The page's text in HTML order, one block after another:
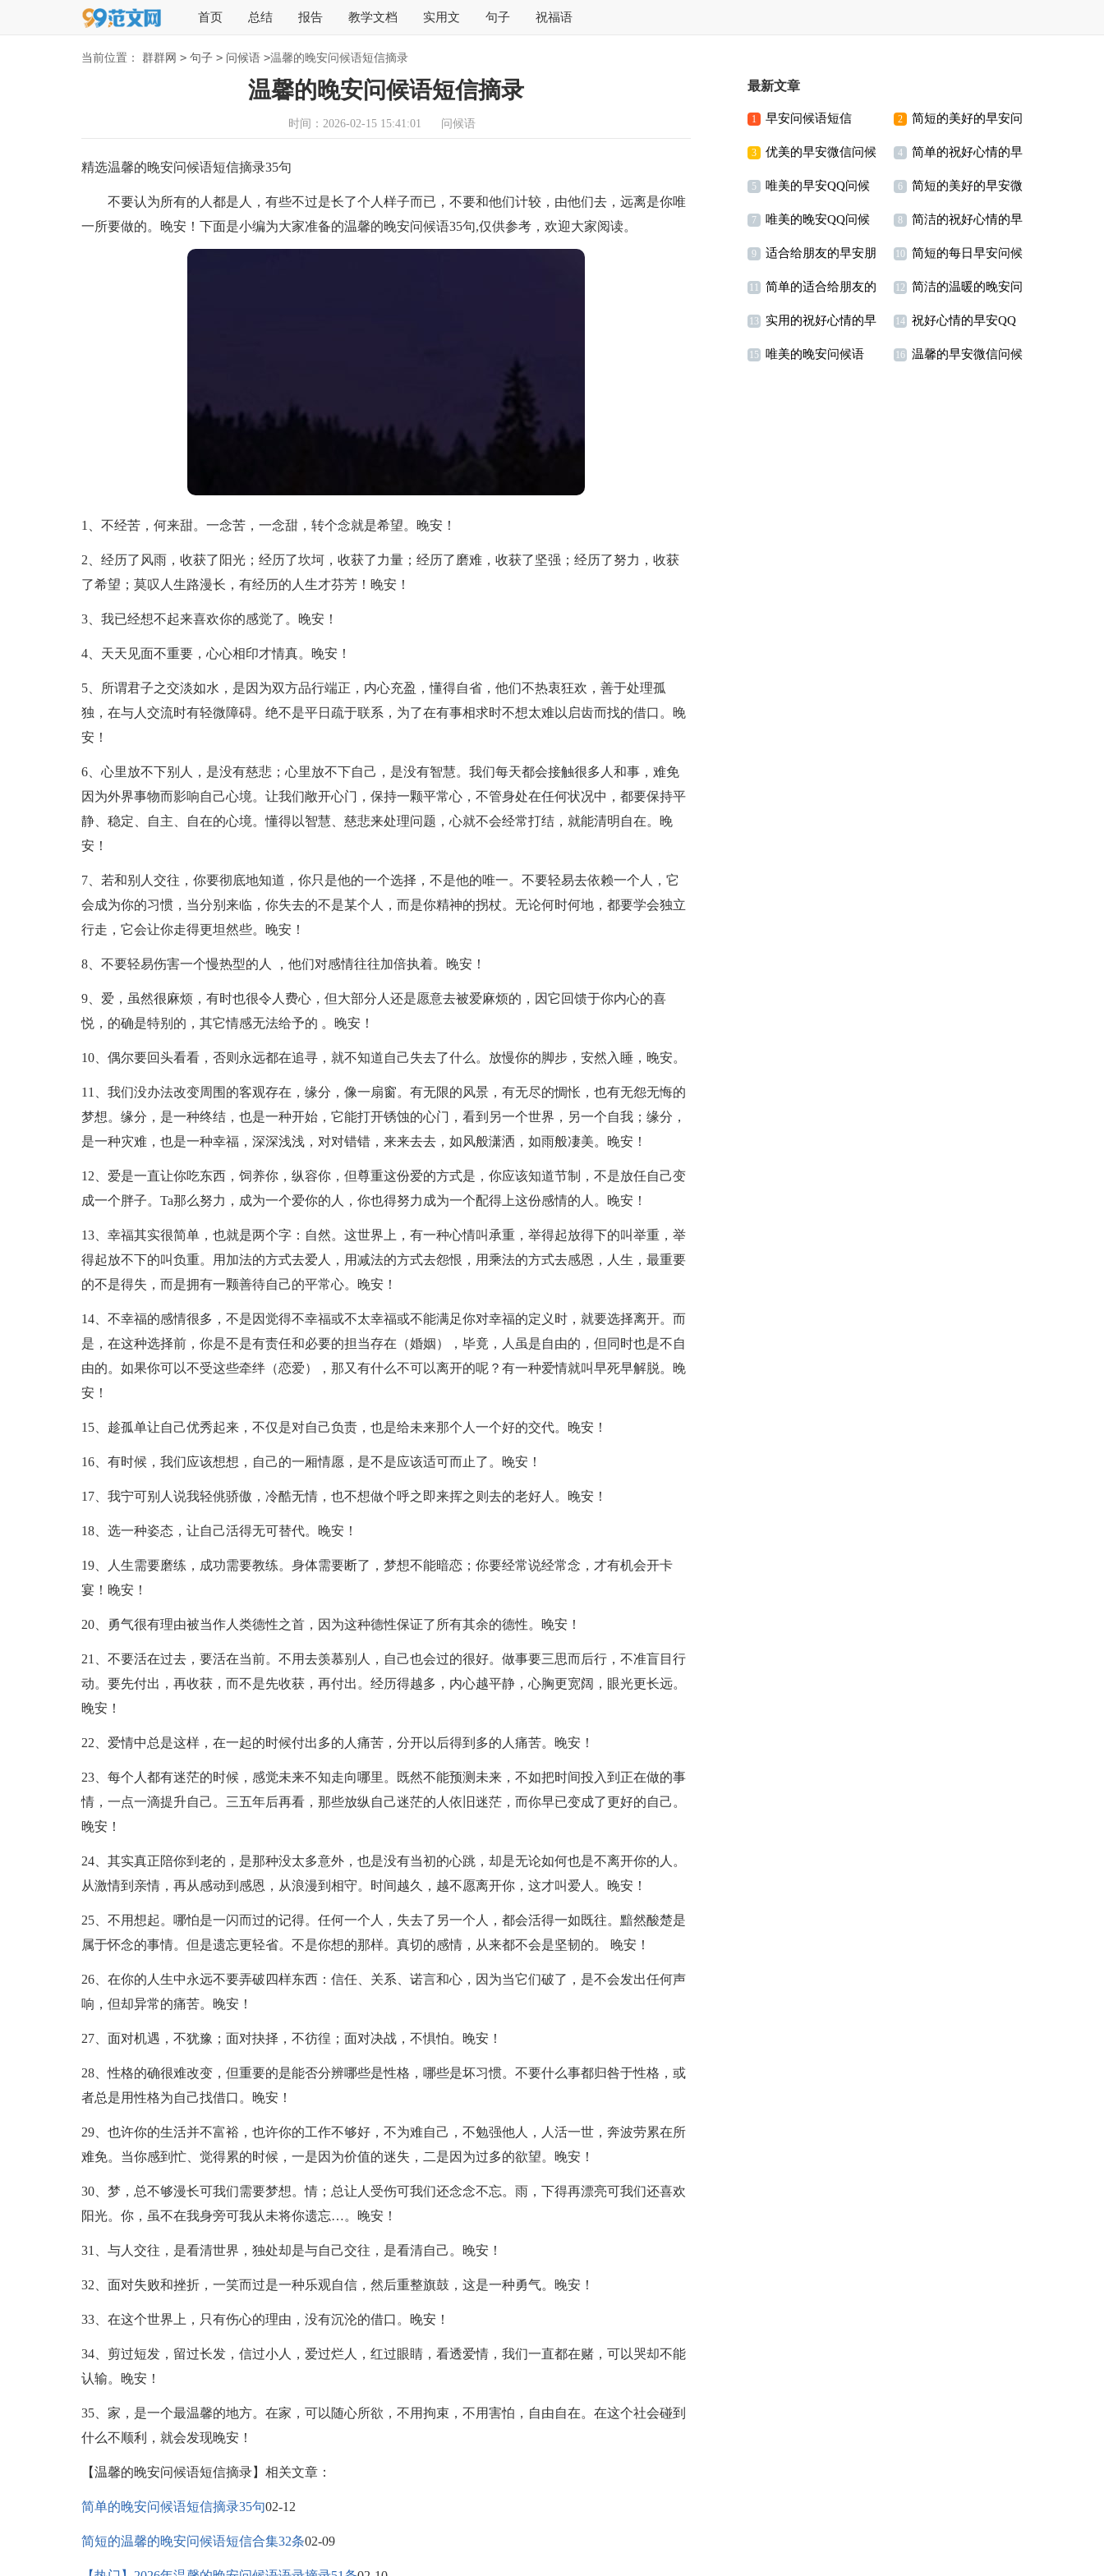
首页 总结 报告 教学文档 实用文 句子 祝福语
当前位置： 群群网 > 句子 > 问候语 >温馨的晚安问候语短信摘录
温馨的晚安问候语短信摘录
时间：2026-02-15 15:41:01 问候语
精选温馨的晚安问候语短信摘录35句
不要认为所有的人都是人，有些不过是长了个人样子而已，不要和他们计较，由他们去，远离是你唯
一所要做的。晚安！下面是小编为大家准备的温馨的晚安问候语35句,仅供参考，欢迎大家阅读。
1、不经苦，何来甜。一念苦，一念甜，转个念就是希望。晚安！
2、经历了风雨，收获了阳光；经历了坎坷，收获了力量；经历了磨难，收获了坚强；经历了努力，收获
了希望；莫叹人生路漫长，有经历的人生才芬芳！晚安！
3、我已经想不起来喜欢你的感觉了。晚安！
4、天天见面不重要，心心相印才情真。晚安！
5、所谓君子之交淡如水，是因为双方品行端正，内心充盈，懂得自省，他们不热衷狂欢，善于处理孤
独，在与人交流时有轻微障碍。绝不是平日疏于联系，为了在有事相求时不想太难以启齿而找的借口。晚
安！
6、心里放不下别人，是没有慈悲；心里放不下自己，是没有智慧。我们每天都会接触很多人和事，难免
因为外界事物而影响自己心境。让我们敞开心门，保持一颗平常心，不管身处在任何状况中，都要保持平
静、稳定、自主、自在的心境。懂得以智慧、慈悲来处理问题，心就不会经常打结，就能清明自在。晚
安！
7、若和别人交往，你要彻底地知道，你只是他的一个选择，不是他的唯一。不要轻易去依赖一个人，它
会成为你的习惯，当分别来临，你失去的不是某个人，而是你精神的拐杖。无论何时何地，都要学会独立
行走，它会让你走得更坦然些。晚安！
8、不要轻易伤害一个慢热型的人 ，他们对感情往往加倍执着。晚安！
9、爱，虽然很麻烦，有时也很令人费心，但大部分人还是愿意去被爱麻烦的，因它回馈于你内心的喜
悦，的确是特别的，其它情感无法给予的 。晚安！
10、偶尔要回头看看，否则永远都在追寻，就不知道自己失去了什么。放慢你的脚步，安然入睡，晚安。
11、我们没办法改变周围的客观存在，缘分，像一扇窗。有无限的风景，有无尽的惆怅，也有无怨无悔的
梦想。缘分，是一种终结，也是一种开始，它能打开锈蚀的心门，看到另一个世界，另一个自我；缘分，
是一种灾难，也是一种幸福，深深浅浅，对对错错，来来去去，如风般潇洒，如雨般凄美。晚安！
12、爱是一直让你吃东西，饲养你，纵容你，但尊重这份爱的方式是，你应该知道节制，不是放任自己变
成一个胖子。Ta那么努力，成为一个爱你的人，你也得努力成为一个配得上这份感情的人。晚安！
13、幸福其实很简单，也就是两个字：自然。这世界上，有一种心情叫承重，举得起放得下的叫举重，举
得起放不下的叫负重。用加法的方式去爱人，用减法的方式去怨恨，用乘法的方式去感恩，人生，最重要
的不是得失，而是拥有一颗善待自己的平常心。晚安！
14、不幸福的感情很多，不是因觉得不幸福或不太幸福或不能满足你对幸福的定义时，就要选择离开。而
是，在这种选择前，你是不是有责任和必要的担当存在（婚姻），毕竟，人虽是自由的，但同时也是不自
由的。如果你可以不受这些牵绊（恋爱），那又有什么不可以离开的呢？有一种爱情就叫早死早解脱。晚
安！
15、趁孤单让自己优秀起来，不仅是对自己负责，也是给未来那个人一个好的交代。晚安！
16、有时候，我们应该想想，自己的一厢情愿，是不是应该适可而止了。晚安！
17、我宁可别人说我轻佻骄傲，冷酷无情，也不想做个呼之即来挥之则去的老好人。晚安！
18、选一种姿态，让自己活得无可替代。晚安！
19、人生需要磨练，成功需要教练。身体需要断了，梦想不能暗恋；你要经常说经常念，才有机会开卡
宴！晚安！
20、勇气很有理由被当作人类德性之首，因为这种德性保证了所有其余的德性。晚安！
21、不要活在过去，要活在当前。不用去羡慕别人，自己也会过的很好。做事要三思而后行，不准盲目行
动。要先付出，再收获，而不是先收获，再付出。经历得越多，内心越平静，心胸更宽阔，眼光更长远。
晚安！
22、爱情中总是这样，在一起的时候付出多的人痛苦，分开以后得到多的人痛苦。晚安！
23、每个人都有迷茫的时候，感觉未来不知走向哪里。既然不能预测未来，不如把时间投入到正在做的事
情，一点一滴提升自己。三五年后再看，那些放纵自己迷茫的人依旧迷茫，而你早已变成了更好的自己。
晚安！
24、其实真正陪你到老的，是那种没太多意外，也是没有当初的心跳，却是无论如何也是不离开你的人。
从激情到亲情，再从感动到感恩，从浪漫到相守。时间越久，越不愿离开你，这才叫爱人。晚安！
25、不用想起。哪怕是一闪而过的记得。任何一个人，失去了另一个人，都会活得一如既往。黯然酸楚是
属于怀念的事情。但是遗忘更轻省。不是你想的那样。真切的感情，从来都不会是坚韧的。 晚安！
26、在你的人生中永远不要弄破四样东西：信任、关系、诺言和心，因为当它们破了，是不会发出任何声
响，但却异常的痛苦。晚安！
27、面对机遇，不犹豫；面对抉择，不彷徨；面对决战，不惧怕。晚安！
28、性格的确很难改变，但重要的是能否分辨哪些是性格，哪些是坏习惯。不要什么事都归咎于性格，或
者总是用性格为自己找借口。晚安！
29、也许你的生活并不富裕，也许你的工作不够好，不为难自己，不勉强他人，人活一世，奔波劳累在所
难免。当你感到忙、觉得累的时候，一是因为价值的迷失，二是因为过多的欲望。晚安！
30、梦，总不够漫长可我们需要梦想。情；总让人受伤可我们还念念不忘。雨，下得再漂亮可我们还喜欢
阳光。你，虽不在我身旁可我从未将你遗忘…。晚安！
31、与人交往，是看清世界，独处却是与自己交往，是看清自己。晚安！
32、面对失败和挫折，一笑而过是一种乐观自信，然后重整旗鼓，这是一种勇气。晚安！
33、在这个世界上，只有伤心的理由，没有沉沦的借口。晚安！
34、剪过短发，留过长发，信过小人，爱过烂人，红过眼睛，看透爱情，我们一直都在赌，可以哭却不能
认输。晚安！
35、家，是一个最温馨的地方。在家，可以随心所欲，不用拘束，不用害怕，自由自在。在这个社会碰到
什么不顺利，就会发现晚安！
【温馨的晚安问候语短信摘录】相关文章：
简单的晚安问候语短信摘录35句02-12
简短的温馨的晚安问候语短信合集32条02-09
最新文章
1 早安问候语短信 2 简短的美好的早安问
候语语录摘录62条
3 优美的早安微信问候
语
4 简单的祝好心情的早
安QQ问候语
5 唯美的早安QQ问候
语47条
6 简短的美好的早安微
信问候语25条
7 唯美的晚安QQ问候
语60条
8 简洁的祝好心情的早
安问候语短信
9 适合给朋友的早安朋
友圈问候语63条
10 简短的每日早安问候
语短信71条
11 简单的适合给朋友的
早安问候语
12 简洁的温暖的晚安问
候语语录
13 实用的祝好心情的早
安QQ问候语60条
14 祝好心情的早安QQ
问候语33条
15 唯美的晚安问候语 16 温馨的早安微信问候